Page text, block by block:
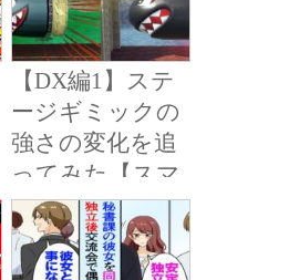
【DX編1】ステ
ージギミックの
強さの変化を追
ってみた【スマ
ブラDX～SP】